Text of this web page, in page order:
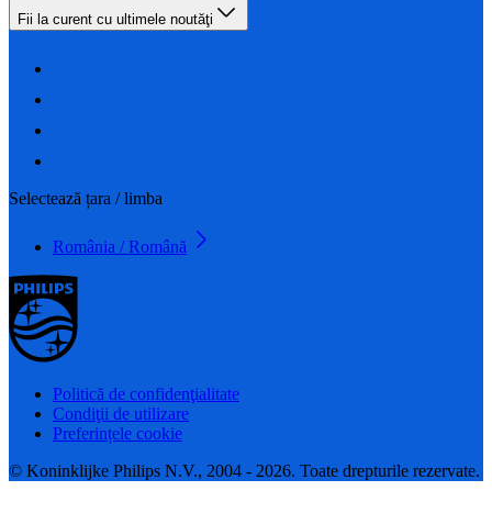
Fii la curent cu ultimele noutăţi
Selectează țara / limba
România / Română
Politică de confidenţialitate
Condiţii de utilizare
Preferințele cookie
© Koninklijke Philips N.V., 2004 - 2026. Toate drepturile rezervate.